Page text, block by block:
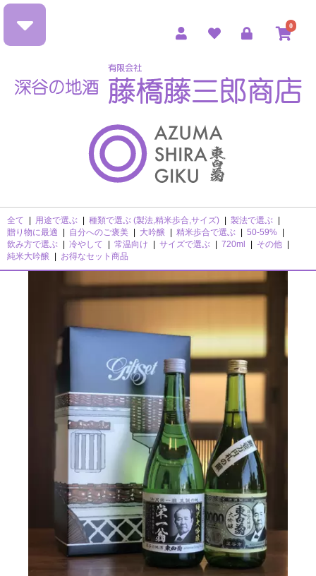
0
全て 用途で選ぶ 種類で選ぶ (製法,精米歩合,サイズ) 製法で選ぶ
贈り物に最適
自分へのご褒美 大吟醸 精米歩合で選ぶ 50-59%
飲み方で選ぶ
冷やして 常温向け サイズで選ぶ 720ml その他
純米大吟醸
お得なセット商品